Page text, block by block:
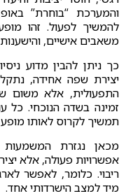
והמערכת “בוחרת”
להמשיך לפעול. זהו
משאבים אישיים,
כך ניתן להבין מדוע
יצירת שפה אחידה,
התפעולית, אלא משום
זמינה בשדה הנוכחי.
תמשיך לקרוס לאותו
מכאן נגזרת המשמעות
אפשרויות פעולה, אלא
ריבוי. כלומר, לאפשר
מיד למצב הישרדותי אחד.